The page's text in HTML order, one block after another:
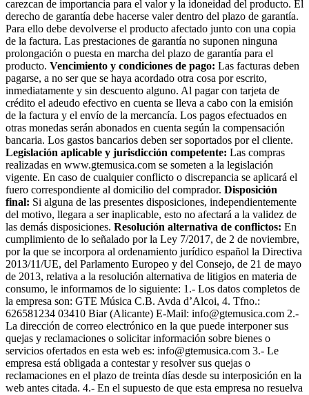
carezcan de importancia para el valor y la idoneidad del producto. El
derecho de garantía debe hacerse valer dentro del plazo de garantía.
Para ello debe devolverse el producto afectado junto con una copia
de la factura. Las prestaciones de garantía no suponen ninguna
prolongación o puesta en marcha del plazo de garantía para el
producto. Vencimiento y condiciones de pago: Las facturas deben
pagarse, a no ser que se haya acordado otra cosa por escrito,
inmediatamente y sin descuento alguno. Al pagar con tarjeta de
crédito el adeudo efectivo en cuenta se lleva a cabo con la emisión
de la factura y el envío de la mercancía. Los pagos efectuados en
otras monedas serán abonados en cuenta según la compensación
bancaria. Los gastos bancarios deben ser soportados por el cliente.
Legislación aplicable y jurisdicción competente: Las compras
realizadas en www.gtemusica.com se someten a la legislación
vigente. En caso de cualquier conflicto o discrepancia se aplicará el
fuero correspondiente al domicilio del comprador. Disposición
final: Si alguna de las presentes disposiciones, independientemente
del motivo, llegara a ser inaplicable, esto no afectará a la validez de
las demás disposiciones. Resolución alternativa de conflictos: En
cumplimiento de lo señalado por la Ley 7/2017, de 2 de noviembre,
por la que se incorpora al ordenamiento jurídico español la Directiva
2013/11/UE, del Parlamento Europeo y del Consejo, de 21 de mayo
de 2013, relativa a la resolución alternativa de litigios en materia de
consumo, le informamos de lo siguiente: 1.- Los datos completos de
la empresa son: GTE Música C.B. Avda d’Alcoi, 4. Tfno.:
626581234 03410 Biar (Alicante) E-Mail: info@gtemusica.com 2.-
La dirección de correo electrónico en la que puede interponer sus
quejas y reclamaciones o solicitar información sobre bienes o
servicios ofertados en esta web es: info@gtemusica.com 3.- Le
empresa está obligada a contestar y resolver sus quejas o
reclamaciones en el plazo de treinta días desde su interposición en la
web antes citada. 4.- En el supuesto de que esta empresa no resuelva